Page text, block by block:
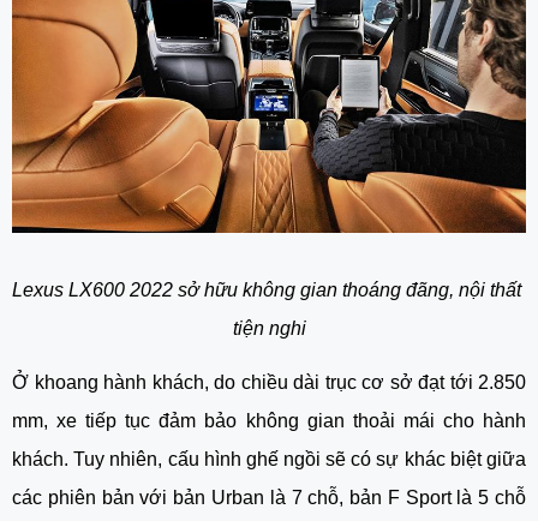
Lexus LX600 2022 sở hữu không gian thoáng đãng, nội thất
tiện nghi
Ở khoang hành khách, do chiều dài trục cơ sở đạt tới 2.850
mm, xe tiếp tục đảm bảo không gian thoải mái cho hành
khách. Tuy nhiên, cấu hình ghế ngồi sẽ có sự khác biệt giữa
các phiên bản với bản Urban là 7 chỗ, bản F Sport là 5 chỗ